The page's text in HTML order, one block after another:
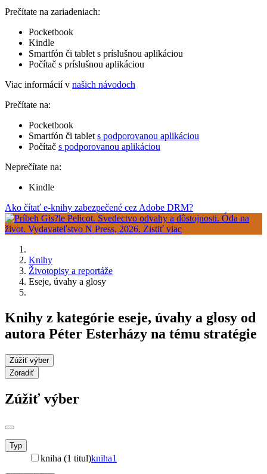
Prečítate na zariadeniach:
Pocketbook
Kindle
Smartfón či tablet s príslušnou aplikáciou
Počítač s príslušnou aplikáciou
Viac informácií v našich návodoch
Prečítate na:
Pocketbook
Smartfón či tablet s podporovanou aplikáciou
Počítač s podporovanou aplikáciou
Neprečítate na:
Kindle
Ako čítať e-knihy zabezpečené cez Adobe DRM?
Knihy
Životopisy a reportáže
Eseje, úvahy a glosy
Knihy z kategórie eseje, úvahy a glosy od
autora Péter Esterházy na tému stratégie
Zúžiť výber
Zoradiť
Zúžiť výber
Typ
kniha (1 titul)kniha1